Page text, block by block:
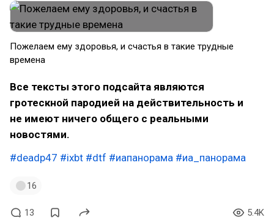
Пожелаем ему здоровья, и счастья в такие трудные
времена
Все тексты этого подсайта являются
гротескной пародией на действительность и
не имеют ничего общего с реальными
новостями.
#deadp47 #ixbt #dtf #иапанорама #иа_панорама
16
13 5.4K